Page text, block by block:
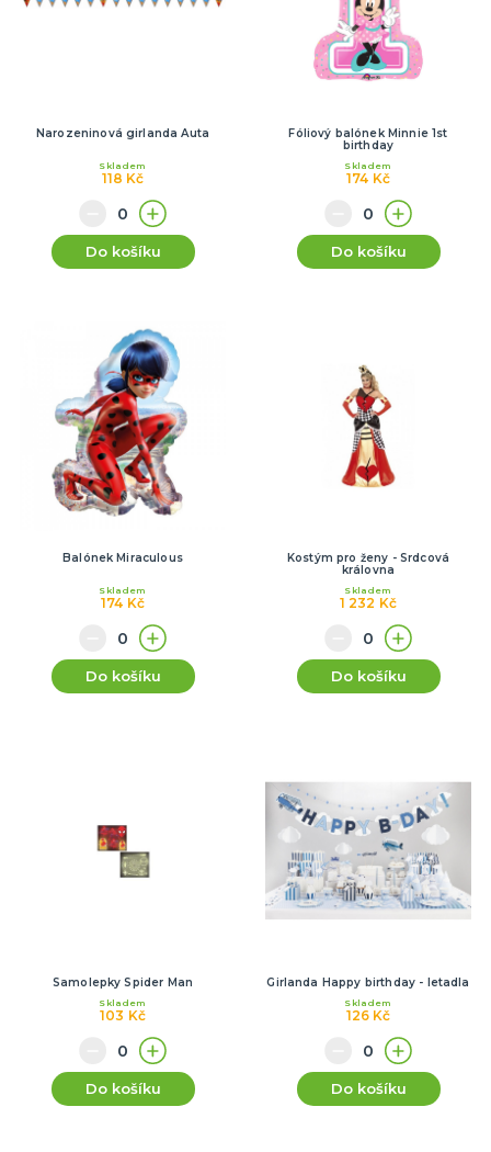
Narozeninová girlanda Auta
118 Kč
Skladem
Do košíku
Fóliový balónek Minnie 1st
birthday
174 Kč
Skladem
Do košíku
Balónek Miraculous
174 Kč
Skladem
Do košíku
Kostým pro ženy - Srdcová
královna
1 232 Kč
Skladem
Do košíku
Samolepky Spider Man
103 Kč
Skladem
Do košíku
Girlanda Happy birthday - letadla
126 Kč
Skladem
Do košíku